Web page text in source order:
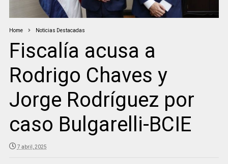
Home Noticias Destacadas
Fiscalía acusa a
Rodrigo Chaves y
Jorge Rodríguez por
caso Bulgarelli-BCIE
7 abril, 2025